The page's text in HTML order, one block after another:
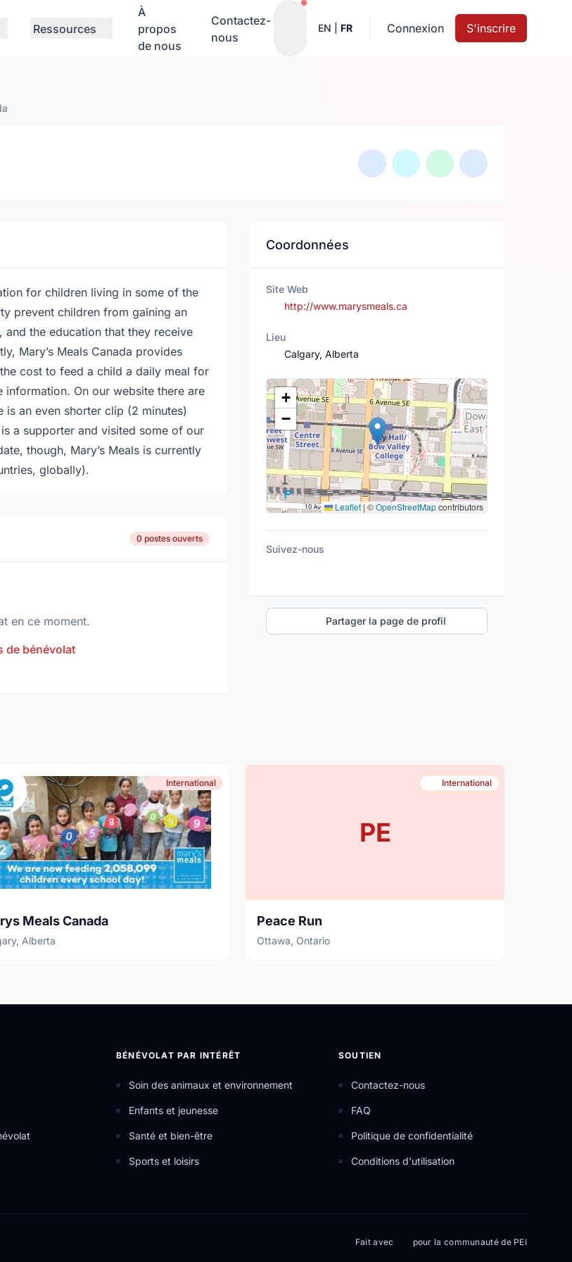
Ressources
À
propos
de nous
Contactez-
nous
Notifications actives
EN FR Connexion S'inscrire
for children living in some of the
prevent children from gaining an
the education that they receive
Mary’s Meals Canada provides
cost to feed a child a daily meal for
information. On our website there are
is an even shorter clip (2 minutes)
a supporter and visited some of our
though, Mary’s Meals is currently
globally).
0 postes ouverts
en ce moment.
de bénévolat
Coordonnées
Site Web
http://www.marysmeals.ca
Lieu
Calgary, Alberta
Lieu
+
−
Leaflet | ©OpenStreetMapcontributors
Suivez-nous
Partager la page de profil
International
Meals Canada
Alberta
PE
International
Peace Run
Ottawa, Ontario
BÉNÉVOLAT PAR INTÉRÊT
Soin des animaux et environnement
Enfants et jeunesse
Santé et bien-être
Sports et loisirs
SOUTIEN
Contactez-nous
FAQ
Politique de confidentialité
Conditions d'utilisation
Fait avec pour la communauté de PEI